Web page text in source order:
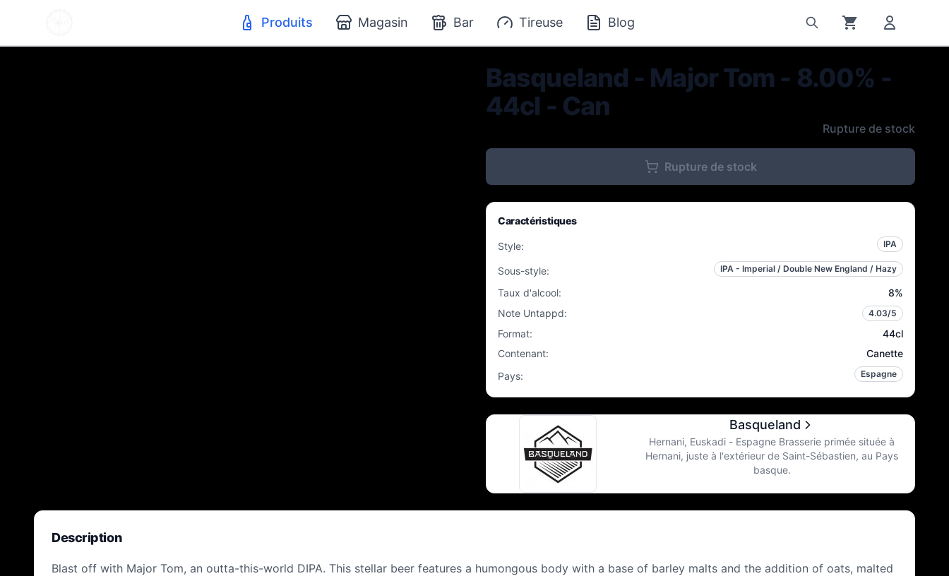
Produits Magasin Bar Tireuse Blog
Basqueland - Major Tom - 8.00% -
44cl - Can
Rupture de stock
Rupture de stock
Caractéristiques
Style: IPA
Sous-style: IPA - Imperial / Double New England / Hazy
Taux d'alcool: 8%
Note Untappd: 4.03/5
Format:
44cl
Contenant:
Canette
Pays: Espagne
Basqueland
Hernani, Euskadi - Espagne Brasserie primée située à
Hernani, juste à l'extérieur de Saint-Sébastien, au Pays
basque.
Description
Blast off with Major Tom, an outta-this-world DIPA. This stellar beer features a humongous body with a base of barley malts and the addition of oats, malted